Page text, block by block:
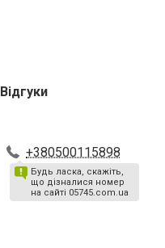
Відгуки
+380500115898
Будь ласка, скажіть,
що дізналися номер
на сайті 05745.com.ua